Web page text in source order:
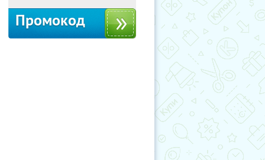
Промокод